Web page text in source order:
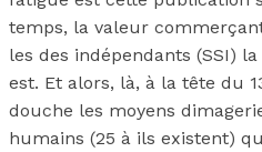
temps, la valeur
les des indépendants (SSI)
est. Et alors, là, à la tête du
douche les moyens
humains (25 à ils existent)